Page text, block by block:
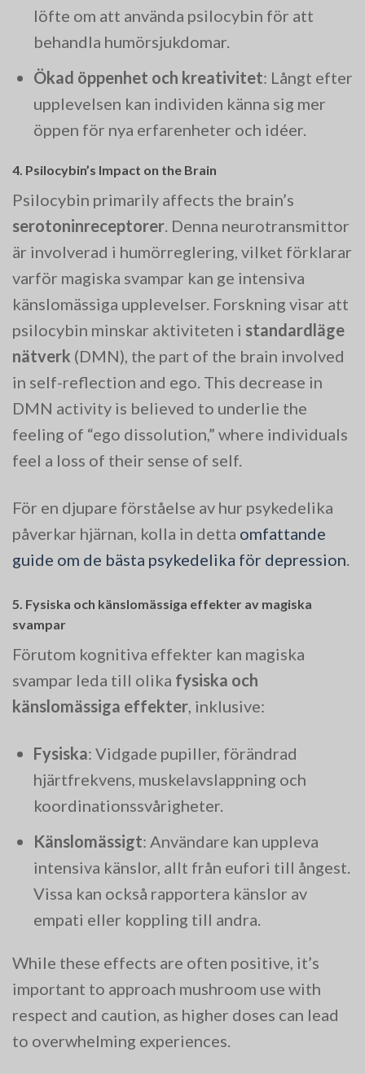
löfte om att använda psilocybin för att
behandla humörsjukdomar.
Ökad öppenhet och kreativitet: Långt efter
upplevelsen kan individen känna sig mer
öppen för nya erfarenheter och idéer.
4. Psilocybin’s Impact on the Brain
Psilocybin primarily affects the brain’s
serotoninreceptorer . Denna neurotransmittor
är involverad i humörreglering, vilket förklarar
varför magiska svampar kan ge intensiva
känslomässiga upplevelser. Forskning visar att
psilocybin minskar aktiviteten i standardläge
nätverk (DMN), the part of the brain involved
in self-reflection and ego. This decrease in
DMN activity is believed to underlie the
feeling of “ego dissolution,” where individuals
feel a loss of their sense of self.
För en djupare förståelse av hur psykedelika
påverkar hjärnan, kolla in detta omfattande
guide om de bästa psykedelika för depression
5. Fysiska och känslomässiga effekter av magiska
svampar
Förutom kognitiva effekter kan magiska
svampar leda till olika fysiska och
känslomässiga effekter , inklusive:
Fysiska: Vidgade pupiller, förändrad
hjärtfrekvens, muskelavslappning och
koordinationssvårigheter.
Känslomässigt: Användare kan uppleva
intensiva känslor, allt från eufori till ångest.
Vissa kan också rapportera känslor av
empati eller koppling till andra.
While these effects are often positive, it’s
important to approach mushroom use with
respect and caution, as higher doses can lead
to overwhelming experiences.